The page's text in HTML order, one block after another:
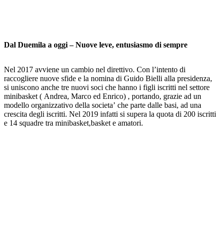
Dal Duemila a oggi – Nuove leve, entusiasmo di sempre
Nel 2017 avviene un cambio nel direttivo. Con l’intento di
raccogliere nuove sfide e la nomina di Guido Bielli alla presidenza,
si uniscono anche tre nuovi soci che hanno i figli iscritti nel settore
minibasket ( Andrea, Marco ed Enrico) , portando, grazie ad un
modello organizzativo della societa’ che parte dalle basi, ad una
crescita degli iscritti. Nel 2019 infatti si supera la quota di 200 iscritti
e 14 squadre tra minibasket,basket e amatori.